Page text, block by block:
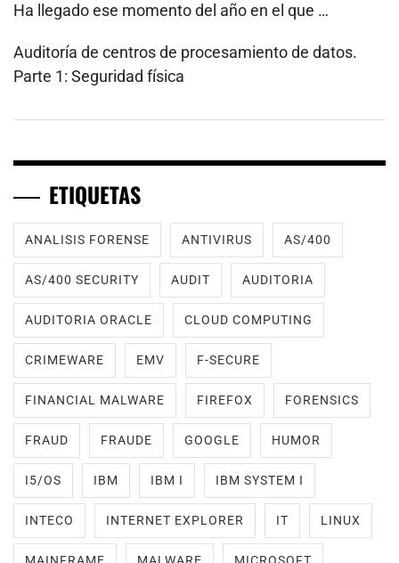
Ha llegado ese momento del año en el que …
Auditoría de centros de procesamiento de datos.
Parte 1: Seguridad física
ETIQUETAS
ANALISIS FORENSE ANTIVIRUS AS/400
AS/400 SECURITY AUDIT AUDITORIA
AUDITORIA ORACLE CLOUD COMPUTING
CRIMEWARE EMV F-SECURE
FINANCIAL MALWARE FIREFOX FORENSICS
FRAUD FRAUDE GOOGLE HUMOR
I5/OS IBM IBM I IBM SYSTEM I
INTECO INTERNET EXPLORER IT LINUX